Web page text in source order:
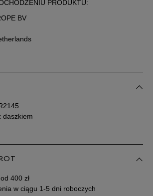
PRODUKTU:
BV
daszkiem
400 zł
w ciągu 1-5 dni roboczych